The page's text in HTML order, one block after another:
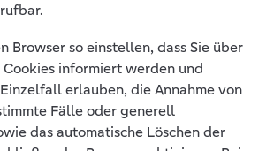
Browser so einstellen, dass Sie über
Cookies informiert werden und
erlauben, die Annahme von
Fälle oder generell
das automatische Löschen der